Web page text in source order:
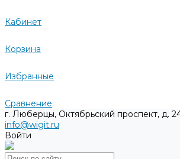
Кабинет
Корзина
Избранные
Сравнение
г. Люберцы, Октябрьский проспект, д.
info@wigit.ru
Войти